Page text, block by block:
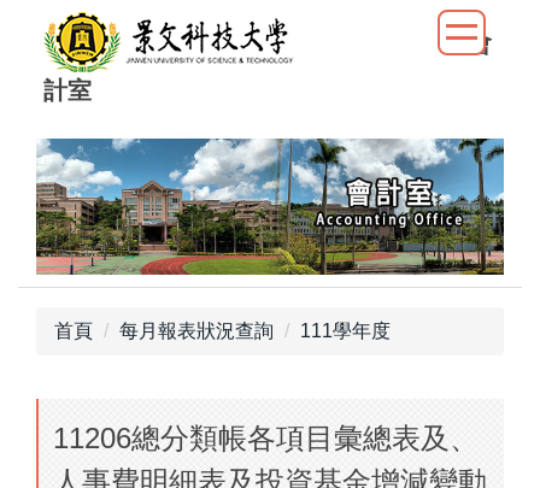
會
計室
首頁 每月報表狀況查詢 111學年度
11206總分類帳各項目彙總表及、
人事費明細表及投資基金增減變動